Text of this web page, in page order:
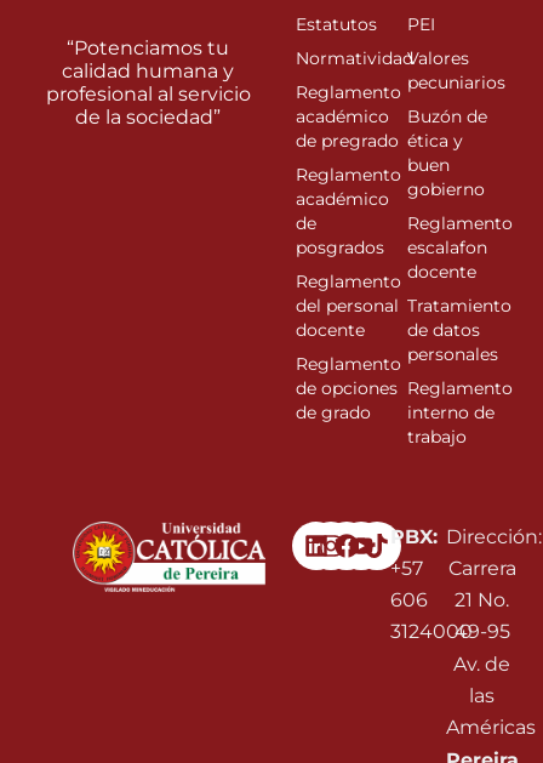
Linkedin
Instagram
Facebook
Youtube
PBX:
+57
606
3124000
Dirección:
Carrera
21 No.
49-95
Av. de
las
Américas
“Potenciamos tu
calidad humana y
profesional al servicio
de la sociedad”
Estatutos
Normatividad
Reglamento
académico
de pregrado
Reglamento
académico
de
posgrados
Reglamento
del personal
docente
Reglamento
de opciones
de grado
PEI
Valores
pecuniarios
Buzón de
ética y
buen
gobierno
Reglamento
escalafon
docente
Tratamiento
de datos
personales
Reglamento
interno de
trabajo